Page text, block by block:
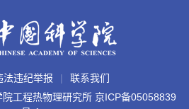
法违纪举报
联系我们
工程热物理研究所 京ICP备05058839